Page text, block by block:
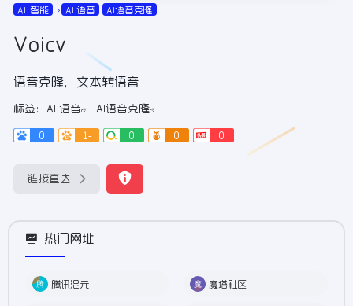
AI•智能 AI 语音 AI语音克隆
Voicv
语音克隆，文本转语音
标签： AI 语音 AI语音克隆
0 1- 0 0 0
链接直达
热门网址
腾讯混元 魔塔社区